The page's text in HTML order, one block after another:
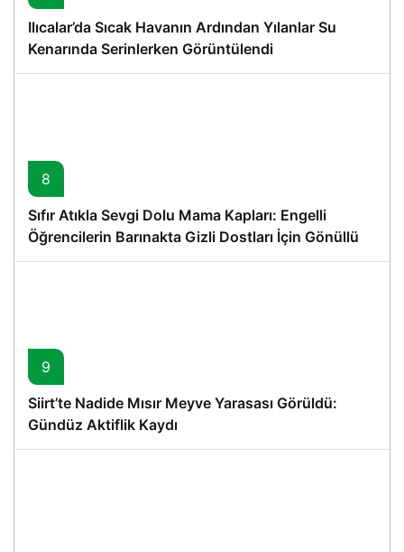
Ilıcalar’da Sıcak Havanın Ardından Yılanlar Su
Kenarında Serinlerken Görüntülendi
8
Sıfır Atıkla Sevgi Dolu Mama Kapları: Engelli
Öğrencilerin Barınakta Gizli Dostları İçin Gönüllü
Proje
9
Siirt’te Nadide Mısır Meyve Yarasası Görüldü:
Gündüz Aktiflik Kaydı